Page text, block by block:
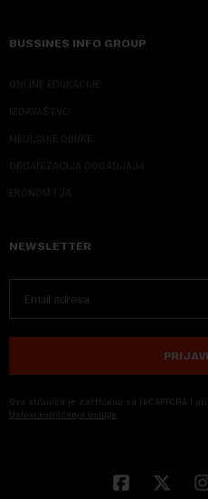
BUSSINES INFO GROUP
ONLINE EDUKACIJE
IZDAVAŠTVO
MEDIJSKE OBUKE
ORGANIZACIJA DOGADJAJA
EKONOM I JA
NEWSLETTER
Ova stranica je zaštićena sa reCAPTCHA i
Uslovi korišćenja usluge